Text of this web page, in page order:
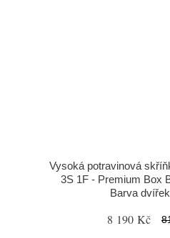
Vysoká potravinová
3S 1F - Premium Box
Barva
8 190 Kč